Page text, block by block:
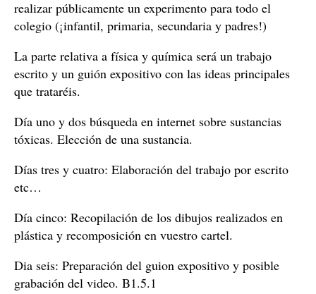
realizar públicamente un experimento para todo el
colegio (¡infantil, primaria, secundaria y padres!)
La parte relativa a física y química será un trabajo
escrito y un guión expositivo con las ideas principales
que trataréis.
Día uno y dos búsqueda en internet sobre sustancias
tóxicas. Elección de una sustancia.
Días tres y cuatro: Elaboración del trabajo por escrito
etc…
Día cinco: Recopilación de los dibujos realizados en
plástica y recomposición en vuestro cartel.
Dia seis: Preparación del guion expositivo y posible
grabación del video. B1.5.1